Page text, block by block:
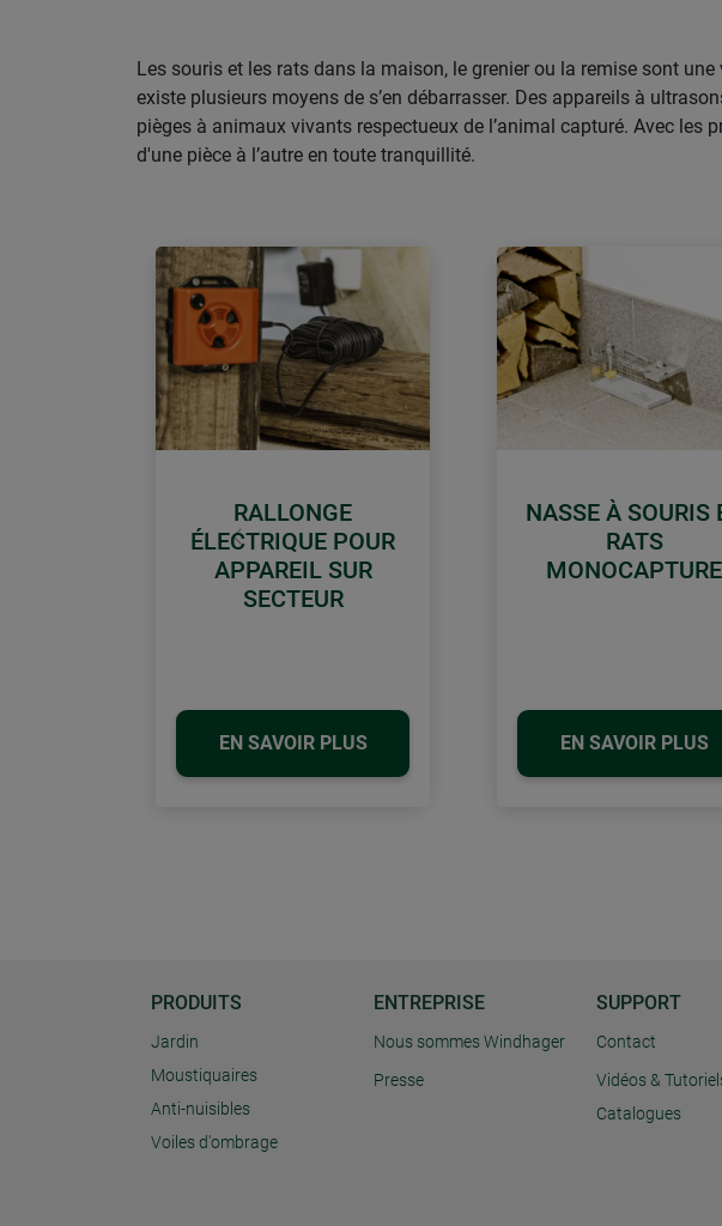
Les souris et les rats dans la maison, le grenier ou la remise sont
existe plusieurs moyens de s’en débarrasser. Des appareils à
pièges à animaux vivants respectueux de l’animal capturé. Avec
d'une pièce à l’autre en toute tranquillité.
RALLONGE
ÉLECTRIQUE POUR
APPAREIL SUR
SECTEUR
EN SAVOIR PLUS
NASSE À SOURIS
RATS
MONOCAPTURE
EN SAVOIR PLUS
retour
PRODUITS
Jardin
Moustiquaires
Anti-nuisibles
Voiles d'ombrage
ENTREPRISE
Nous sommes Windhager
Presse
SUPPORT
Contact
Vidéos &
Catalogues